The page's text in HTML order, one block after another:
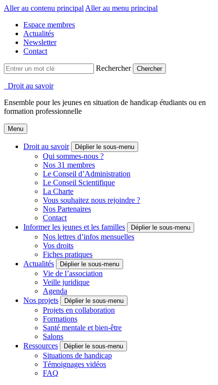
Aller au contenu principal Aller au menu principal
Espace membres
Actualités
Newsletter
Contact
Rechercher
Droit au savoir
Ensemble pour les jeunes en situation de handicap étudiants ou en
formation professionnelle
Menu
Droit au savoir Déplier le sous-menu
Qui sommes-nous ?
Nos 31 membres
Le Conseil d’Administration
Le Conseil Scientifique
La Charte
Vous souhaitez nous rejoindre ?
Nos Partenaires
Contact
Informer les jeunes et les familles
Déplier le sous-menu
Nos lettres d’infos mensuelles
Vos droits
Fiches pratiques
Actualités
Déplier le sous-menu
Vie de l’association
Veille juridique
Agenda
Nos projets
Déplier le sous-menu
Projets en collaboration
Formations
Santé mentale et bien-être
Salons
Ressources
Déplier le sous-menu
Situations de handicap
Témoignages vidéos
FAQ